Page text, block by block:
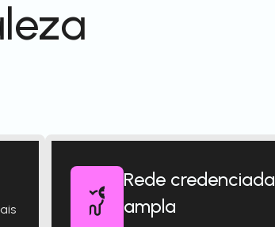
Rede credenciada
ampla